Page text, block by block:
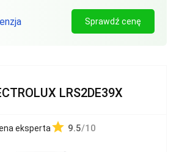
Sprawdź cenę
LRS2DE39X
eksperta 9.5/10